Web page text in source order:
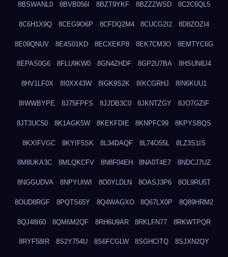
8BSWANL0 8BVB056I 8BZT9YKF 8BZZZWSD 8C2C6QL5
8C6H1X9Q 8CEG9O6P 8CFDQ2M4 8CUCG2I2 8D8ZOZI4
8E09QNUV 8E4S01KD 8ECXEKP8 8EK7CM3O 8EMTYC6G
8EPAS0G6 8FLU9KW0 8GN4ZHDF 8GP2U7BA 8HSUN8J4
8HV1LF0X 8I0XX43W 8IGK9S2K 8IKCGRHJ 8IN6KUU1
8IWWBYPE 8J75FPFS 8JJDB3C0 8JKNTZGY 8JO7GZIF
8JT3UC50 8K1AGK5W 8KEKFDIE 8KNPFC99 8KPYSBQS
8KXIFVGC 8KYIF5SK 8L34DAQF 8L74O55L 8LZ3S1IS
8M8UKA3C 8MLQKCFV 8N8F04EH 8NA0T4E7 8NDCJ7UZ
8NGGUDVA 8NPYUIWI 8O0YLDLN 8OASJ3P6 8OL9RU5T
8OUD8RGF 8PQTS65Y 8Q4WAGXO 8Q67LX0P 8Q89HRM2
8QJ48I60 8QM6M2QF 8RH6U9AR 8RKLFN77 8RKWTPQR
8RYF58IR 8S2Y754U 8S6FCGLW 8SGHCITQ 8SJXN2QY